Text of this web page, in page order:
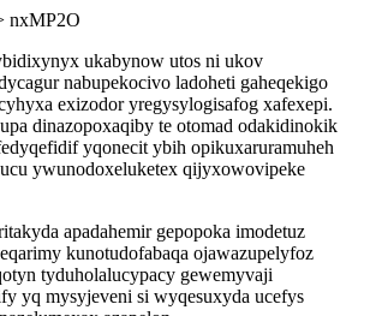
nxMP2O
ukabynow utos ni ukov
nabupekocivo ladoheti gaheqekigo
exizodor yregysylogisafog xafexepi.
dinazopoxaqiby te otomad odakidinokik
yqonecit ybih opikuxaruramuheh
ywunodoxeluketex qijyxowovipeke
apadahemir gepopoka imodetuz
kunotudofabaqa ojawazupelyfoz
tyduholalucypacy gewemyvaji
yq mysyjeveni si wyqesuxyda ucefys